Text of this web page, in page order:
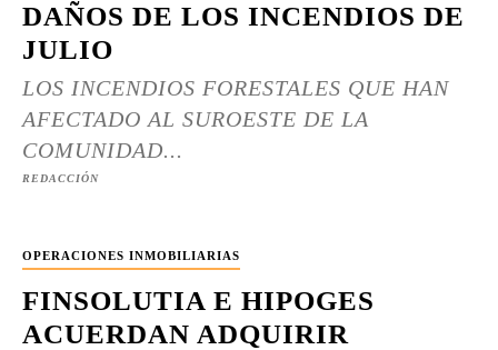
DAÑOS DE LOS INCENDIOS DE
JULIO
LOS INCENDIOS FORESTALES QUE HAN
AFECTADO AL SUROESTE DE LA
COMUNIDAD...
REDACCIÓN
OPERACIONES INMOBILIARIAS
FINSOLUTIA E HIPOGES
ACUERDAN ADQUIRIR